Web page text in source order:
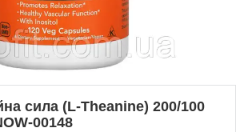
сила (L-Theanine) 200/100
00148